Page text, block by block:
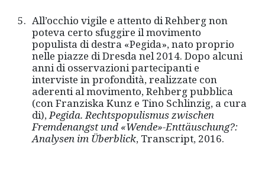
All’occhio vigile e attento di Rehberg non
poteva certo sfuggire il movimento
populista di destra «Pegida», nato proprio
nelle piazze di Dresda nel 2014. Dopo alcuni
anni di osservazioni partecipanti e
interviste in profondità, realizzate con
aderenti al movimento, Rehberg pubblica
(con Franziska Kunz e Tino Schlinzig, a cura
di),Pegida. Rechtspopulismus zwischen
Fremdenangst und «Wende»-Enttäuschung?:
Analysen im Überblick, Transcript, 2016.